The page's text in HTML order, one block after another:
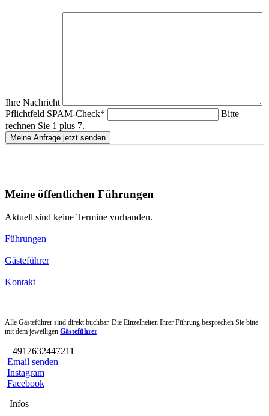
Ihre Nachricht
Pflichtfeld SPAM-Check*
Bitte
rechnen Sie 1 plus 7.
Meine Anfrage jetzt senden
Meine öffentlichen Führungen
Aktuell sind keine Termine vorhanden.
Führungen
Gästeführer
Kontakt
Alle Gästeführer sind direkt buchbar. Die Einzelheiten Ihrer Führung besprechen Sie bitte
mit dem jeweiligen Gästeführer.
+4917632447211
Email senden
Instagram
Facebook
Infos